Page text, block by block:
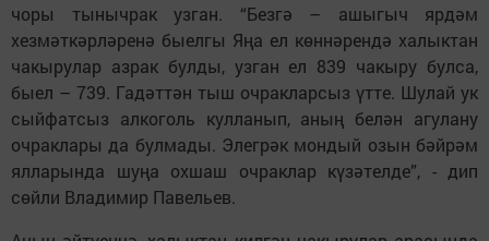
чоры тынычрак узган. “Безгә – ашыгыч ярдәм
хезмәткәрләренә быелгы Яңа ел көннәрендә халыктан
чакырулар азрак булды, узган ел 839 чакыру булса,
быел – 739. Гадәттән тыш очракларсыз үтте. Шулай ук
сыйфатсыз алкоголь кулланып, аның белән агулану
очраклары да булмады. Элегрәк мондый озын бәйрәм
ялларында шуңа охшаш очраклар күзәтелде”, - дип
сөйли Владимир Павельев.